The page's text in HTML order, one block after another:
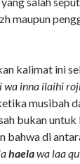
maupun
kalimat ini
wa inna ilaihi
musibah
bukan untuk
bahwa di
haelawa laa